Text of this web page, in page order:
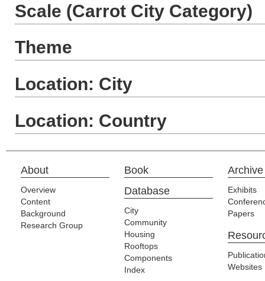
Scale (Carrot City Category)
Theme
Location: City
Location: Country
About
Overview
Content
Background
Research Group
Book
Database
City
Community
Housing
Rooftops
Components
Index
Archive
Exhibits
Papers
Websites